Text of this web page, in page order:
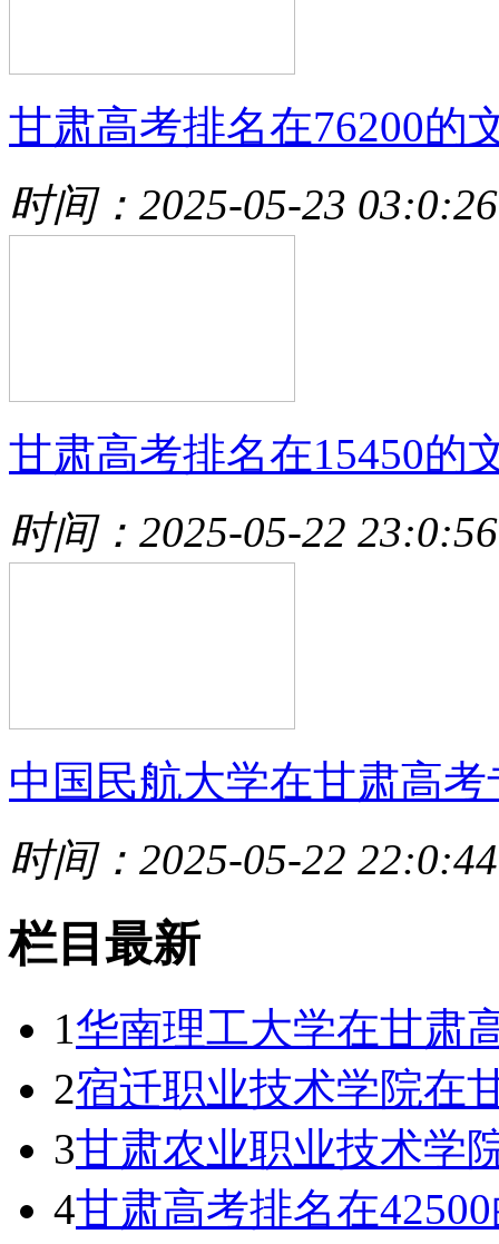
甘肃高考排名在76200的
时间：2025-05-23 03:0:26
甘肃高考排名在15450的
时间：2025-05-22 23:0:56
中国民航大学在甘肃高考
时间：2025-05-22 22:0:44
栏目最新
1华南理工大学在甘肃
2宿迁职业技术学院在
3甘肃农业职业技术学
4甘肃高考排名在